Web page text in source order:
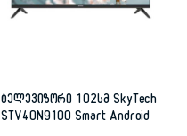
ტელევიზორი 102სმ SkyTech
STV40N9100 Smart Android